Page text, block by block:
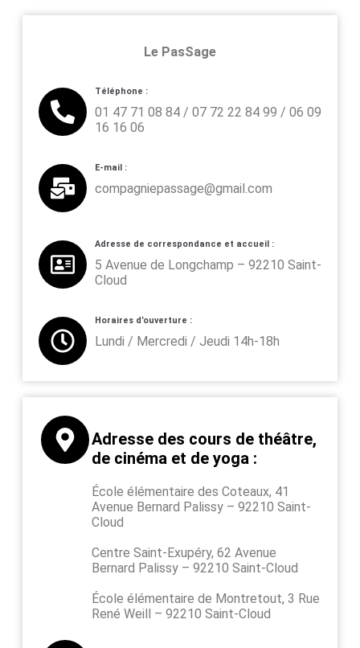
Le PasSage
Téléphone :
01 47 71 08 84 / 07 72 22 84 99 / 06 09
16 16 06
E-mail :
compagniepassage@gmail.com
Adresse de correspondance et accueil :
5 Avenue de Longchamp – 92210 Saint-
Cloud
Horaires d’ouverture :
Lundi / Mercredi / Jeudi 14h-18h
Adresse des cours de théâtre,
de cinéma et de yoga :
École élémentaire des Coteaux, 41
Avenue Bernard Palissy – 92210 Saint-
Cloud
Centre Saint-Exupéry, 62 Avenue
Bernard Palissy – 92210 Saint-Cloud
École élémentaire de Montretout, 3 Rue
René Weill – 92210 Saint-Cloud